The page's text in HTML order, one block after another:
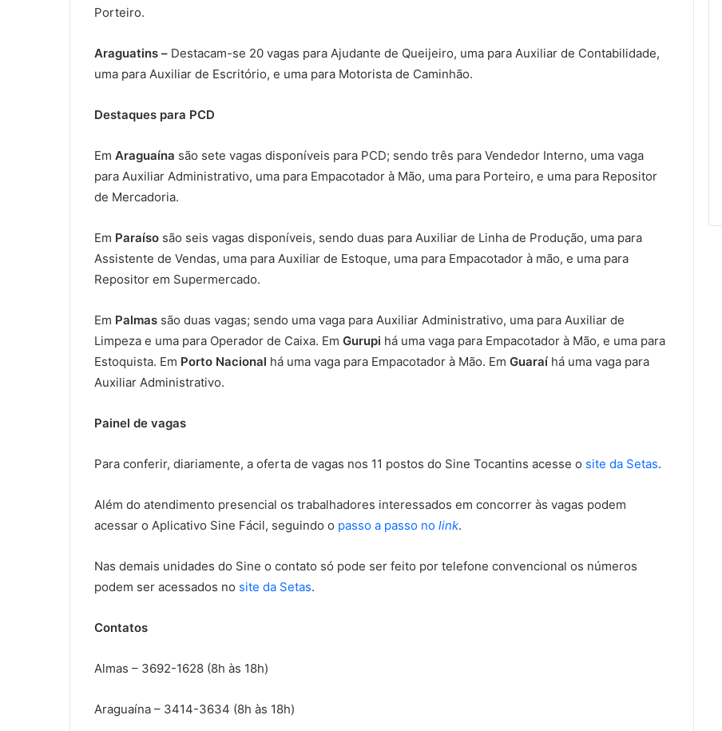
Porteiro.
Araguatins – Destacam-se 20 vagas para Ajudante de Queijeiro, uma para Auxiliar de Contabilidade,
uma para Auxiliar de Escritório, e uma para Motorista de Caminhão.
Destaques para PCD
Em Araguaína são sete vagas disponíveis para PCD; sendo três para Vendedor Interno, uma vaga
para Auxiliar Administrativo, uma para Empacotador à Mão, uma para Porteiro, e uma para Repositor
de Mercadoria.
Em Paraíso são seis vagas disponíveis, sendo duas para Auxiliar de Linha de Produção, uma para
Assistente de Vendas, uma para Auxiliar de Estoque, uma para Empacotador à mão, e uma para
Repositor em Supermercado.
Em Palmas são duas vagas; sendo uma vaga para Auxiliar Administrativo, uma para Auxiliar de
Limpeza e uma para Operador de Caixa. Em Gurupi há uma vaga para Empacotador à Mão, e uma para
Estoquista. Em Porto Nacional há uma vaga para Empacotador à Mão. Em Guaraí há uma vaga para
Auxiliar Administrativo.
Painel de vagas
Para conferir, diariamente, a oferta de vagas nos 11 postos do Sine Tocantins acesse o site da Setas.
Além do atendimento presencial os trabalhadores interessados em concorrer às vagas podem
acessar o Aplicativo Sine Fácil, seguindo o passo a passo no link.
Nas demais unidades do Sine o contato só pode ser feito por telefone convencional os números
podem ser acessados no site da Setas.
Contatos
Almas – 3692-1628 (8h às 18h)
Araguaína – 3414-3634 (8h às 18h)